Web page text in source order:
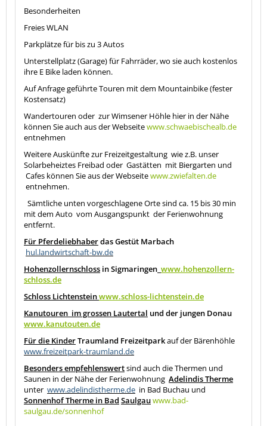
Besonderheiten
Freies WLAN
Parkplätze für bis zu 3 Autos
Unterstellplatz (Garage) für Fahrräder, wo sie auch kostenlos
ihre E Bike laden können.
Auf Anfrage geführte Touren mit dem Mountainbike (fester
Kostensatz)
Wandertouren oder zur Wimsener Höhle hier in der Nähe
können Sie auch aus der Webseitewww.schwaebischealb.de
entnehmen
Weitere Auskünfte zur Freizeitgestaltung wie z.B. unser
Solarbeheiztes Freibad oder Gastätten mit Biergarten und
Cafes können Sie aus der Webseitewww.zwiefalten.de
entnehmen.
Sämtliche unten vorgeschlagene Orte sind ca. 15 bis 30 min
mit dem Auto vom Ausgangspunkt der Ferienwohnung
entfernt.
Für Pferdeliebhaberdas Gestüt Marbach
hul.landwirtschaft-bw.de
Hohenzollernschloss in Sigmaringen www.hohenzollern-
schloss.de
Schloss Lichtensteinwww.schloss-lichtenstein.de
Kanutouren im grossen Lautertal und der jungen Donau
www.kanutouten.de
Für die KinderTraumland Freizeitparkauf der Bärenhöhle
www.freizeitpark-traumland.de
Besonders empfehlenswertsind auch die Thermen und
Saunen in der Nähe der Ferienwohnung Adelindis Therme
unter www.adelindistherme.de in Bad Buchau und
Sonnenhof Therme in Bad Saulgauwww.bad-
saulgau.de/sonnenhof